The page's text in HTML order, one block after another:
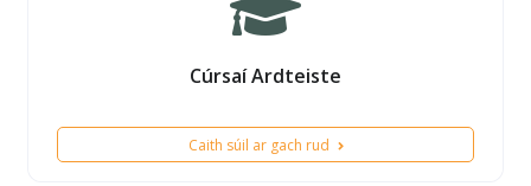
Cúrsaí Ardteiste
Caith súil ar gach rud